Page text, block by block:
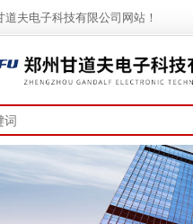
夫电子科技有限公司网站！